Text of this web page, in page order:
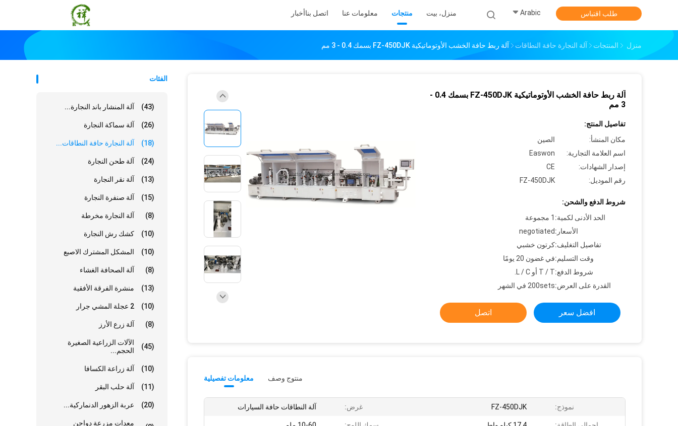
منزل، بيت منتجات معلومات عنا اتصل بناأخبار Arabic طلب اقتباس
منزل المنتجات آلة النجارة حافة النطاقات آلة ربط حافة الخشب الأوتوماتيكية FZ-450DJK بسمك 0.4 - 3 مم
الفئات
آلة المنشار باند النجارة... (43)
آلة سماكة النجارة (26)
آلة النجارة حافة النطاقات... (18)
آلة طحن النجارة (24)
آلة نقر النجارة (13)
آلة صنفرة النجارة (15)
آلة النجارة مخرطة (8)
كشك رش النجارة (10)
المشكل المشترك الاصبع (10)
آلة الصحافة الغشاء (8)
منشرة الفرقة الأفقية (13)
2 عجلة المشي جرار (10)
آلة زرع الأرز (8)
الآلات الزراعية الصغيرة
الحجم...
(45)
آلة زراعة الكسافا (10)
آلة حلب البقر (11)
عربة الزهور الدنماركية... (20)
معدات مزرعة دواجن
آلة ربط حافة الخشب الأوتوماتيكية FZ-450DJK بسمك 0.4 -
3 مم
تفاصيل المنتج:
مكان المنشأ:
الصين
اسم العلامة التجارية:
Easwon
إصدار الشهادات:
CE
رقم الموديل:
FZ-450DJK
شروط الدفع والشحن:
الحد الأدنى لكمية: 1 مجموعة
الأسعار:negotiated
تفاصيل التغليف:كرتون خشبي
وقت التسليم:في غضون 20 يومًا
شروط الدفع:T / T أو L / C.
القدرة على العرض:200sets في الشهر
افضل سعر اتصل
معلومات تفصيلية منتوج وصف
نموذج: FZ-450DJK غرض: آلة النطاقات حافة السيارات